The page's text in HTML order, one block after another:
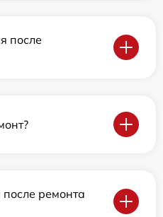
после
ремонта